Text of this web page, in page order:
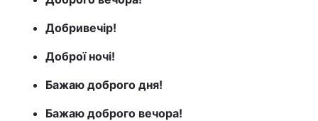
Добривечір!
Доброї ночі!
Бажаю доброго дня!
Бажаю доброго вечора!